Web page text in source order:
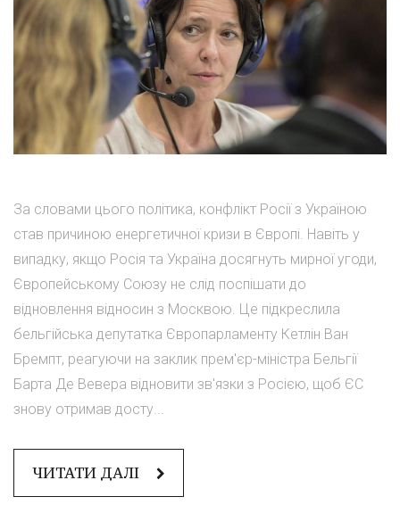
За словами цього політика, конфлікт Росії з Україною
став причиною енергетичної кризи в Європі. Навіть у
випадку, якщо Росія та Україна досягнуть мирної угоди,
Європейському Союзу не слід поспішати до
відновлення відносин з Москвою. Це підкреслила
бельгійська депутатка Європарламенту Кетлін Ван
Бремпт, реагуючи на заклик прем'єр-міністра Бельгії
Барта Де Вевера відновити зв'язки з Росією, щоб ЄС
знову отримав досту...
ЧИТАТИ ДАЛІ